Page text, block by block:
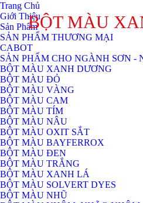
Trang Chủ
Giới Thiệu
Sản Phẩm
SẢN PHẨM THƯƠNG MẠI
CABOT
SẢN PHẨM CHO NGÀNH SƠN -
BỘT MÀU XANH DƯƠNG
BỘT MÀU ĐỎ
BỘT MÀU VÀNG
BỘT MÀU CAM
BỘT MÀU TÍM
BỘT MÀU NÂU
BỘT MÀU OXIT SẮT
BỘT MÀU BAYFERROX
BỘT MÀU ĐEN
BỘT MÀU TRẮNG
BỘT MÀU XANH LÁ
BỘT MÀU SOLVERT DYES
BỘT MÀU NHŨ
BỘT MÀU